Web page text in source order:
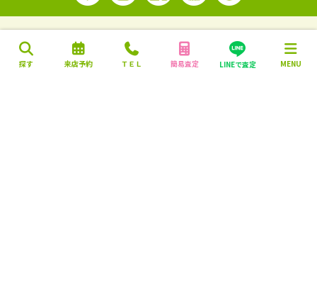
探す 来店予約 ＴＥＬ 簡易査定 LINEで査定 MENU